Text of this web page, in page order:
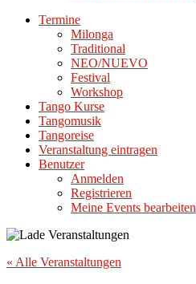
Termine
Milonga
Traditional
NEO/NUEVO
Festival
Workshop
Tango Kurse
Tangomusik
Tangoreise
Veranstaltung eintragen
Benutzer
Anmelden
Registrieren
Meine Events bearbeiten
« Alle Veranstaltungen